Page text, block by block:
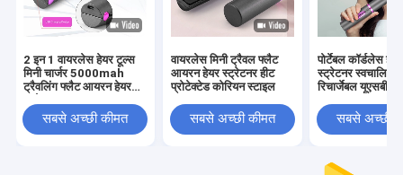
2 इन 1 वायरलेस हेयर टूल्स
मिनी चार्जर 5000mah
ट्रैवलिंग फ्लैट आयरन हेयर
सबसे अच्छी कीमत
वायरलेस मिनी ट्रैवल फ्लैट
आयरन हेयर स्ट्रेटनर हीट
प्रोटेक्टेड कोरियन स्टाइल
सबसे अच्छी कीमत
पोर्टेबल कॉर्डलेस हेयर
स्ट्रेटनर स्वचालित
रिचार्जेबल यूएसबी
सबसे अच्छी